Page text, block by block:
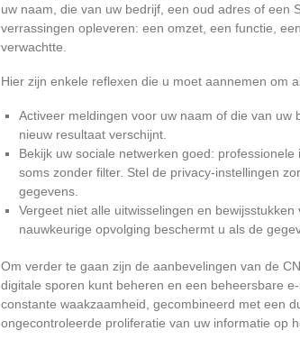
uw naam, die van uw bedrijf, een oud adres of een
verrassingen opleveren: een omzet, een functie,
verwachtte.
Hier zijn enkele reflexen die u moet aannemen om
Activeer meldingen voor uw naam of die van
nieuw resultaat verschijnt.
Bekijk uw sociale netwerken goed:
soms zonder filter. Stel de privacy-instellingen
gegevens.
Vergeet niet alle uitwisselingen en
nauwkeurige opvolging beschermt u als de
Om verder te gaan zijn de aanbevelingen van de
digitale sporen kunt beheren en een beheersbare
constante waakzaamheid, gecombineerd met een
ongecontroleerde proliferatie van uw informatie op